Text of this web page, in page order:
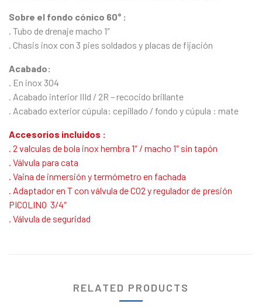
Sobre el fondo cónico 60° :
. Tubo de drenaje macho 1″
. Chasis inox con 3 pies soldados y placas de fijación
Acabado:
. En inox 304
. Acabado interior IIId / 2R – recocido brillante
. Acabado exterior cúpula: cepillado / fondo y cúpula : mate
Accesorios incluidos :
. 2 valculas de bola inox hembra 1″ / macho 1″ sin tapón
. Válvula para cata
. Vaina de inmersión y termómetro en fachada
. Adaptador en T con válvula de CO2 y regulador de presión
PICOLINO 3/4″
. Válvula de seguridad
RELATED PRODUCTS